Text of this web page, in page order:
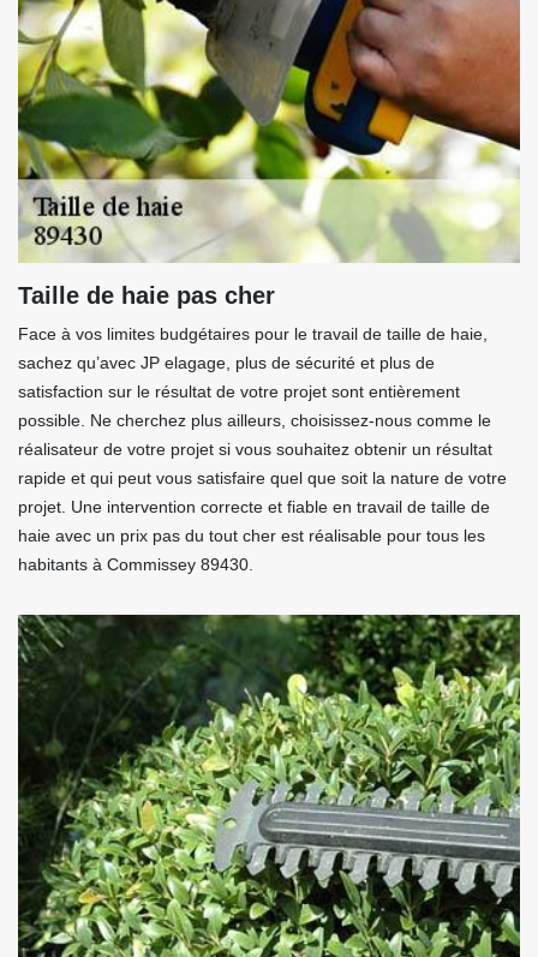
Taille de haie pas cher
Face à vos limites budgétaires pour le travail de taille de haie,
sachez qu’avec JP elagage, plus de sécurité et plus de
satisfaction sur le résultat de votre projet sont entièrement
possible. Ne cherchez plus ailleurs, choisissez-nous comme le
réalisateur de votre projet si vous souhaitez obtenir un résultat
rapide et qui peut vous satisfaire quel que soit la nature de votre
projet. Une intervention correcte et fiable en travail de taille de
haie avec un prix pas du tout cher est réalisable pour tous les
habitants à Commissey 89430.